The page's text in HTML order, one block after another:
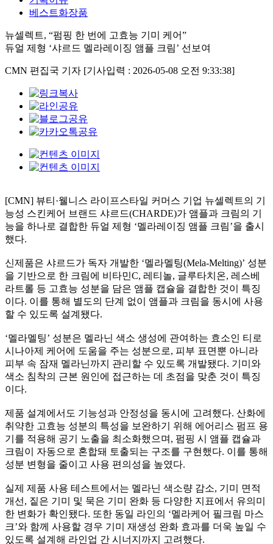
베스트화장품
뉴셀렉트, “펌핑 한 번에 고효능 기미 케어”
듀얼 제형 ‘샤르드 멜라레이징 앰플 크림’ 선보여
CMN 편집국 기자 [기사입력 : 2026-05-08 오전 9:33:38]
[CMN] 뷰티·웰니스 라이프스타일 커머스 기업 뉴셀렉트의 기
능성 스킨케어 브랜드 샤르드(CHARDE)가 앰플과 크림의 기
능을 하나로 결합한 듀얼 제형 ‘멜라레이징 앰플 크림’을 출시
했다.
신제품은 샤르드가 독자 개발한 ‘멜라멜팅(Mela-Melting)’ 성분
을 기반으로 한 크림에 비타민C, 레티놀, 글루타치온, 레스베
라트롤 등 고효능 성분을 담은 앰플 캡슐을 결합한 것이 특징
이다. 이를 통해 별도의 단계 없이 앰플과 크림을 동시에 사용
할 수 있도록 설계됐다.
‘멜라멜팅’ 성분은 멜라닌 색소 생성에 관여하는 효소인 티로
시나아제 케어에 도움을 주는 성분으로, 피부 표면뿐 아니라
피부 속 잠재 멜라닌까지 관리할 수 있도록 개발됐다. 기미와
색소 침착의 근본 원인에 접근하는 데 초점을 맞춘 것이 특징
이다.
제품 설계에서도 기능성과 안정성을 동시에 고려했다. 산화에
취약한 고효능 성분의 특성을 보완하기 위해 에어리스 펌프 용
기를 적용해 공기 노출을 최소화했으며, 펌핑 시 앰플 캡슐과
크림이 자동으로 혼합돼 토출되는 구조를 구현했다. 이를 통해
성분 변형을 줄이고 사용 편의성을 높였다.
실제 제품 사용 테스트에서는 멜라닌 색소량 감소, 기미 면적
개선, 짙은 기미 및 묵은 기미 완화 등 다양한 지표에서 유의미
한 변화가 확인됐다. 또한 동일 라인의 ‘멜라케어 필크림 마스
크’와 함께 사용할 경우 기미 재생성 완화 효과를 더욱 높일 수
있도록 설계해 라인업 간 시너지까지 고려했다.